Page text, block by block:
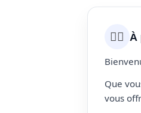
💇‍♀️ À
Que
vous